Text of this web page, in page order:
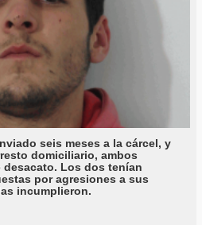
seis meses a la cárcel, y
domiciliario, ambos
Los dos tenían
por agresiones a sus
incumplieron.